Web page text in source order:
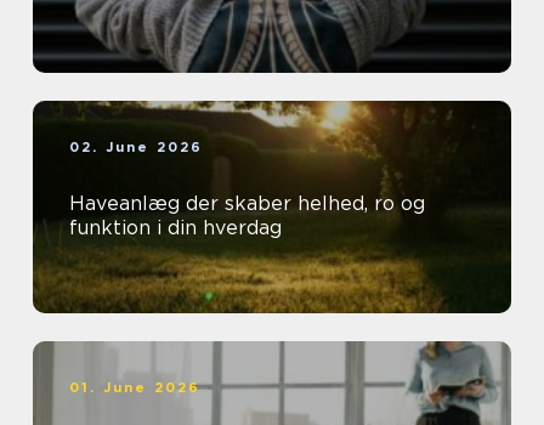
02. June 2026
Haveanlæg der skaber helhed, ro og
funktion i din hverdag
01. June 2026